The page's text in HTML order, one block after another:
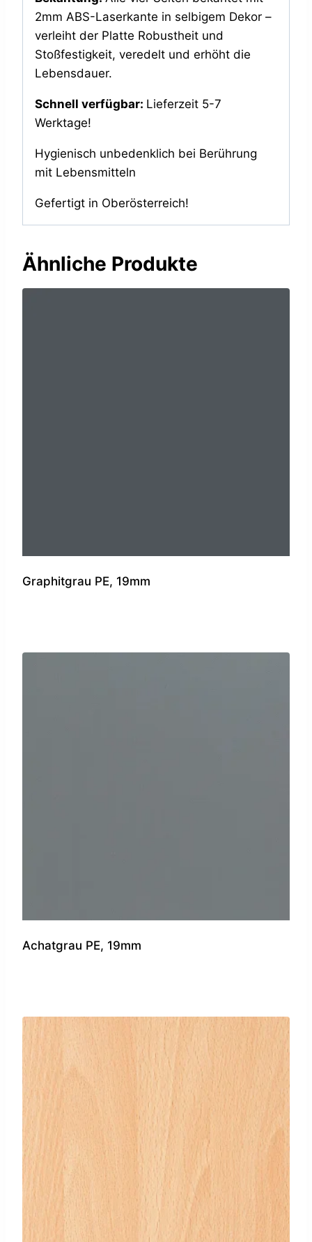
2mm ABS-Laserkante in selbigem Dekor –
verleiht der Platte Robustheit und
Stoßfestigkeit, veredelt und erhöht die
Lebensdauer.
Schnell verfügbar: Lieferzeit 5-7
Werktage!
Hygienisch unbedenklich bei Berührung
mit Lebensmitteln
Gefertigt in Oberösterreich!
Ähnliche Produkte
Graphitgrau PE, 19mm
Achatgrau PE, 19mm